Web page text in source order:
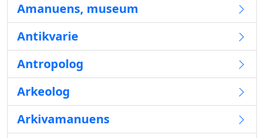
Amanuens, museum
Antikvarie
Antropolog
Arkeolog
Arkivamanuens